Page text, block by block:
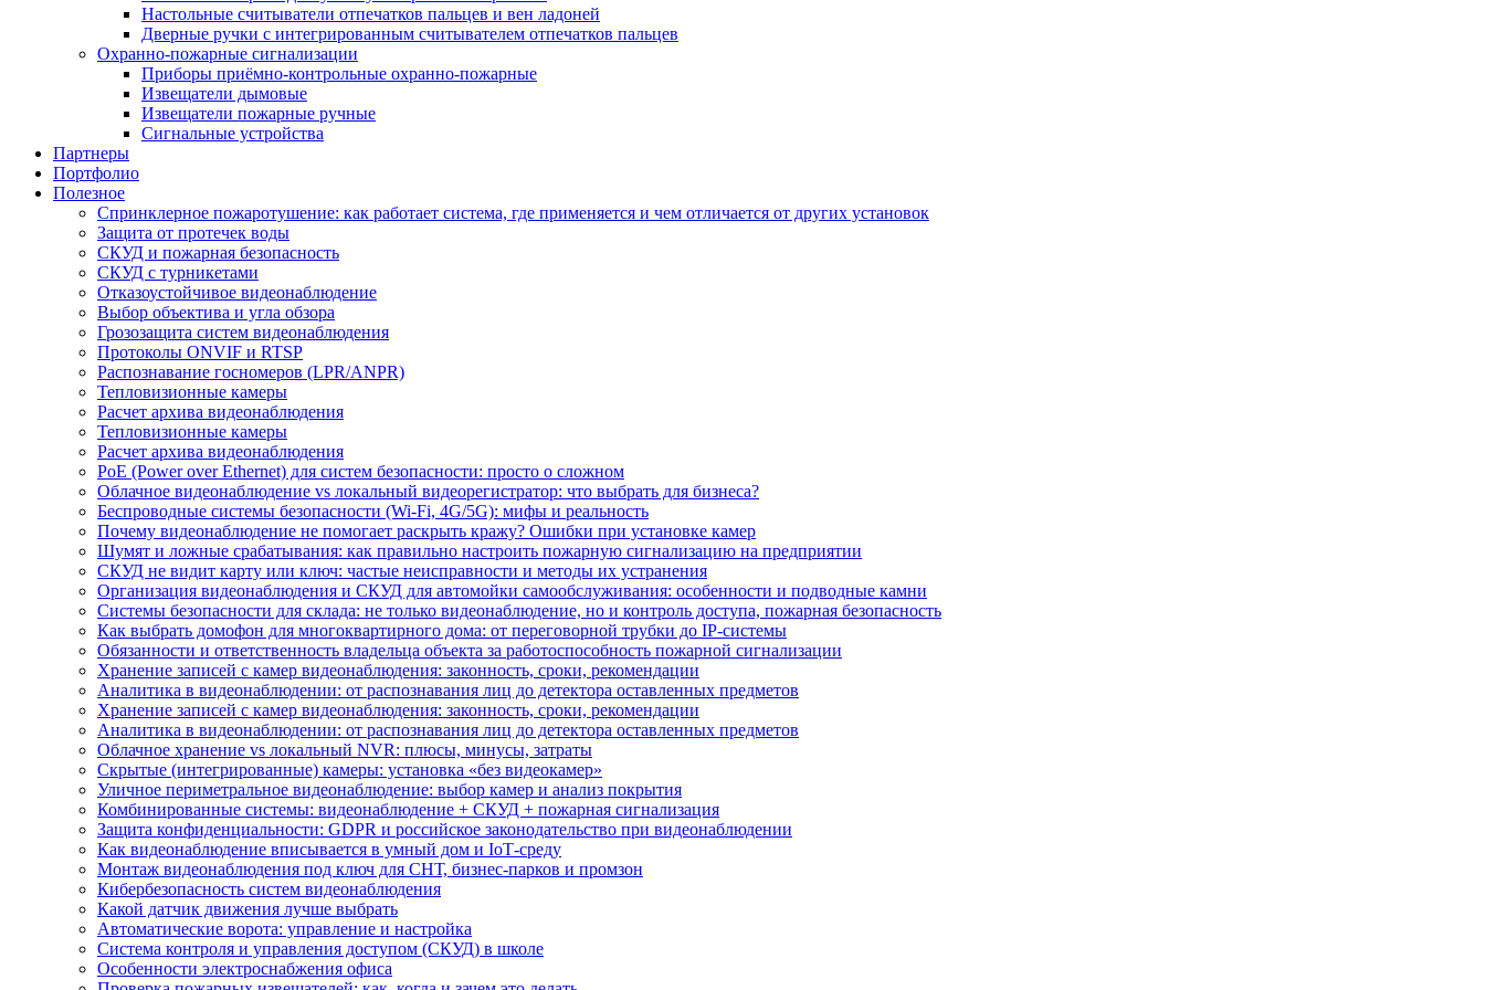
Настольные считыватели отпечатков пальцев и вен ладоней
Дверные ручки с интегрированным считывателем отпечатков пальцев
Охранно-пожарные сигнализации
Приборы приёмно-контрольные охранно-пожарные
Извещатели дымовые
Извещатели пожарные ручные
Сигнальные устройства
Партнеры
Портфолио
Полезное
Спринклерное пожаротушение: как работает система, где применяется и чем отличается от других установок
Защита от протечек воды
СКУД и пожарная безопасность
СКУД с турникетами
Отказоустойчивое видеонаблюдение
Выбор объектива и угла обзора
Грозозащита систем видеонаблюдения
Протоколы ONVIF и RTSP
Распознавание госномеров (LPR/ANPR)
Тепловизионные камеры
Расчет архива видеонаблюдения
Тепловизионные камеры
Расчет архива видеонаблюдения
PoE (Power over Ethernet) для систем безопасности: просто о сложном
Облачное видеонаблюдение vs локальный видеорегистратор: что выбрать для бизнеса?
Беспроводные системы безопасности (Wi-Fi, 4G/5G): мифы и реальность
Почему видеонаблюдение не помогает раскрыть кражу? Ошибки при установке камер
Шумят и ложные срабатывания: как правильно настроить пожарную сигнализацию на предприятии
СКУД не видит карту или ключ: частые неисправности и методы их устранения
Организация видеонаблюдения и СКУД для автомойки самообслуживания: особенности и подводные камни
Системы безопасности для склада: не только видеонаблюдение, но и контроль доступа, пожарная безопасность
Как выбрать домофон для многоквартирного дома: от переговорной трубки до IP-системы
Обязанности и ответственность владельца объекта за работоспособность пожарной сигнализации
Хранение записей с камер видеонаблюдения: законность, сроки, рекомендации
Аналитика в видеонаблюдении: от распознавания лиц до детектора оставленных предметов
Хранение записей с камер видеонаблюдения: законность, сроки, рекомендации
Аналитика в видеонаблюдении: от распознавания лиц до детектора оставленных предметов
Облачное хранение vs локальный NVR: плюсы, минусы, затраты
Скрытые (интегрированные) камеры: установка «без видеокамер»
Уличное периметральное видеонаблюдение: выбор камер и анализ покрытия
Комбинированные системы: видеонаблюдение + СКУД + пожарная сигнализация
Защита конфиденциальности: GDPR и российское законодательство при видеонаблюдении
Как видеонаблюдение вписывается в умный дом и IoT‑среду
Монтаж видеонаблюдения под ключ для СНТ, бизнес‑парков и промзон
Кибербезопасность систем видеонаблюдения
Какой датчик движения лучше выбрать
Автоматические ворота: управление и настройка
Система контроля и управления доступом (СКУД) в школе
Особенности электроснабжения офиса